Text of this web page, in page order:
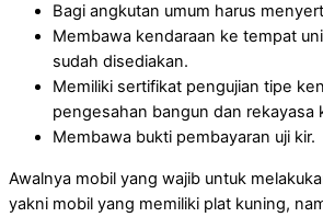
Bagi angkutan umum harus
Membawa kendaraan ke tempat
sudah disediakan.
Memiliki sertifikat pengujian tipe
pengesahan bangun dan rekayasa
Membawa bukti pembayaran uji kir.
Awalnya mobil yang wajib untuk
yakni mobil yang memiliki plat kuning,